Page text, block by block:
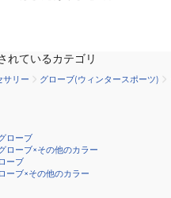
れているカテゴリ
サリー グローブ(ウィンタースポーツ)
ローブ
ローブ×その他のカラー
ーブ
ーブ×その他のカラー